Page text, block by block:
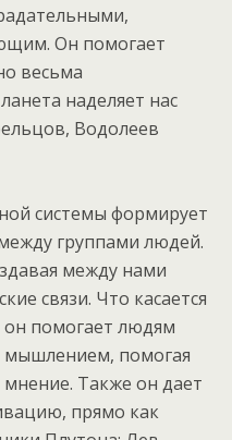
Он помогает
весьма
наделяет нас
Водолеев
системы формирует
группами людей.
между нами
связи. Что касается
он помогает людям
мышлением, помогая
Также он дает
прямо как